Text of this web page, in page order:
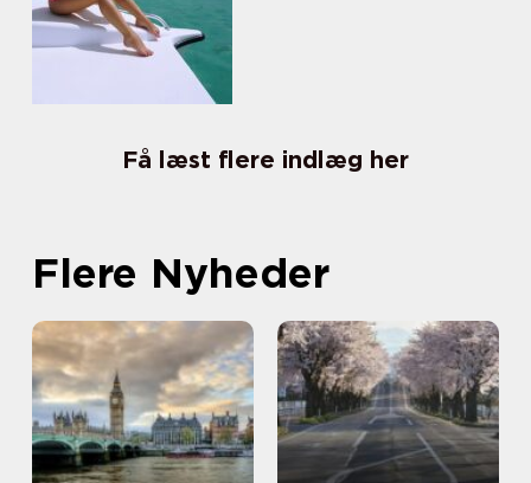
Få læst flere indlæg her
Flere Nyheder